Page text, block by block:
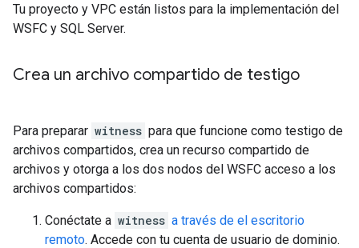
Tu proyecto y VPC están listos para la implementación del
WSFC y SQL Server.
Crea un archivo compartido de testigo
Para preparar witness para que funcione como testigo de
archivos compartidos, crea un recurso compartido de
archivos y otorga a los dos nodos del WSFC acceso a los
archivos compartidos:
Conéctate a witness a través de el escritorio
remoto. Accede con tu cuenta de usuario de dominio.